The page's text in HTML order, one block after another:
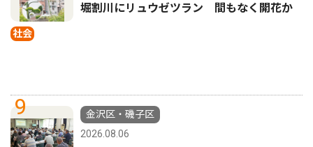
社会
堀割川にリュウゼツラン 間もなく開花か
9
金沢区・磯子区
2026.08.06